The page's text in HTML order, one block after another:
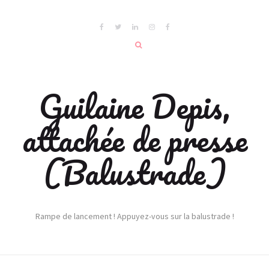
Guilaine Depis,
attachée de presse
(Balustrade)
Rampe de lancement ! Appuyez-vous sur la balustrade !